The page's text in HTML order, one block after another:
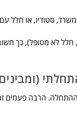
סטודיו, או חלל
לא מטופל), כך חשוב
הרבה פעמים